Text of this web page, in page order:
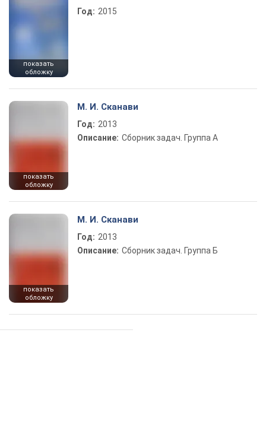
показать
обложку
Год: 2015
показать
обложку
М. И. Сканави
Год: 2013
Описание: Сборник задач. Группа А
показать
обложку
М. И. Сканави
Год: 2013
Описание: Сборник задач. Группа Б